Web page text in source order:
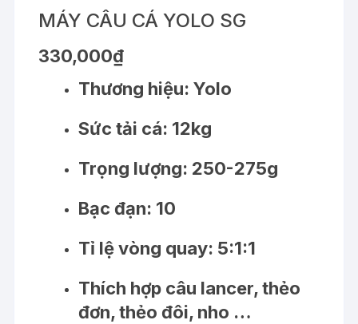
MÁY CÂU CÁ YOLO SG
330,000₫
Thương hiệu: Yolo
Sức tải cá: 12kg
Trọng lượng: 250-275g
Bạc đạn: 10
Tỉ lệ vòng quay: 5:1:1
Thích hợp câu lancer, thẻo
đơn, thẻo đôi, nho …